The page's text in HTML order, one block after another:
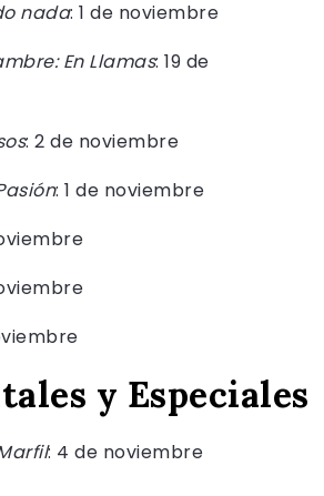
nada: 1 de noviembre
En Llamas: 19 de
: 2 de noviembre
: 1 de noviembre
y Especiales
: 4 de noviembre